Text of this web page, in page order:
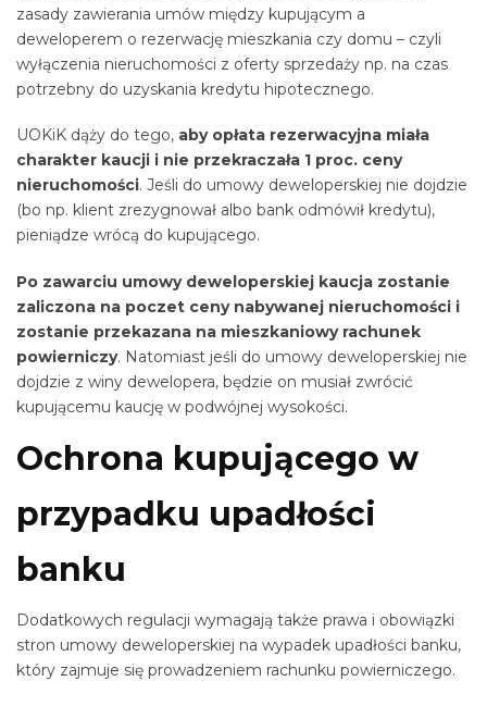
zasady zawierania umów między kupującym a
deweloperem o rezerwację mieszkania czy domu – czyli
wyłączenia nieruchomości z oferty sprzedaży np. na czas
potrzebny do uzyskania kredytu hipotecznego.
UOKiK dąży do tego, aby opłata rezerwacyjna miała
charakter kaucji i nie przekraczała 1 proc. ceny
nieruchomości. Jeśli do umowy deweloperskiej nie dojdzie
(bo np. klient zrezygnował albo bank odmówił kredytu),
pieniądze wrócą do kupującego.
Po zawarciu umowy deweloperskiej kaucja zostanie
zaliczona na poczet ceny nabywanej nieruchomości i
zostanie przekazana na mieszkaniowy rachunek
powierniczy. Natomiast jeśli do umowy deweloperskiej nie
dojdzie z winy dewelopera, będzie on musiał zwrócić
kupującemu kaucję w podwójnej wysokości.
Ochrona kupującego w
przypadku upadłości
banku
Dodatkowych regulacji wymagają także prawa i obowiązki
stron umowy deweloperskiej na wypadek upadłości banku,
który zajmuje się prowadzeniem rachunku powierniczego.